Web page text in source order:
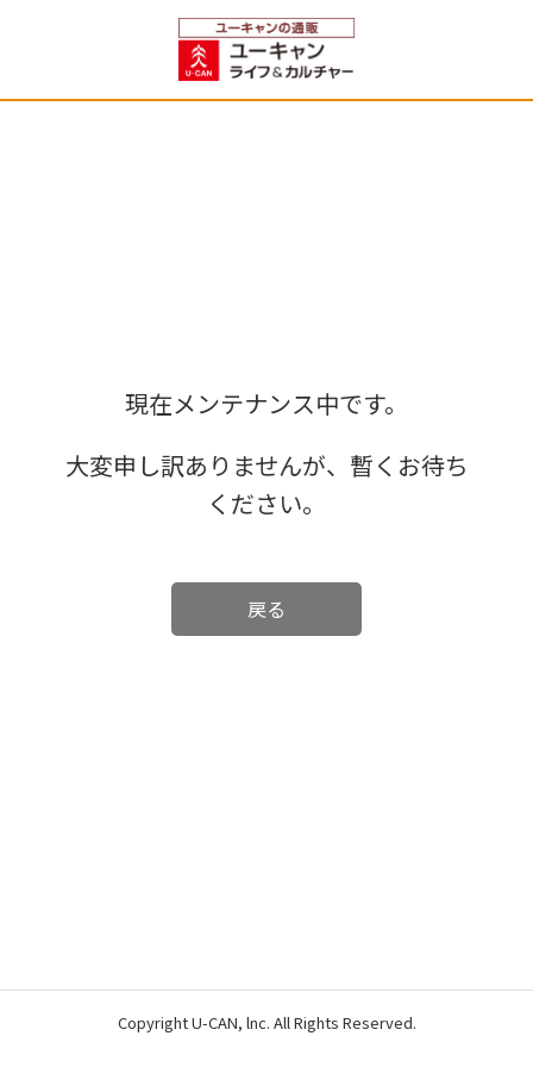
現在メンテナンス中です。
大変申し訳ありませんが、暫くお待ち
ください。
戻る
Copyright U-CAN, lnc. All Rights Reserved.